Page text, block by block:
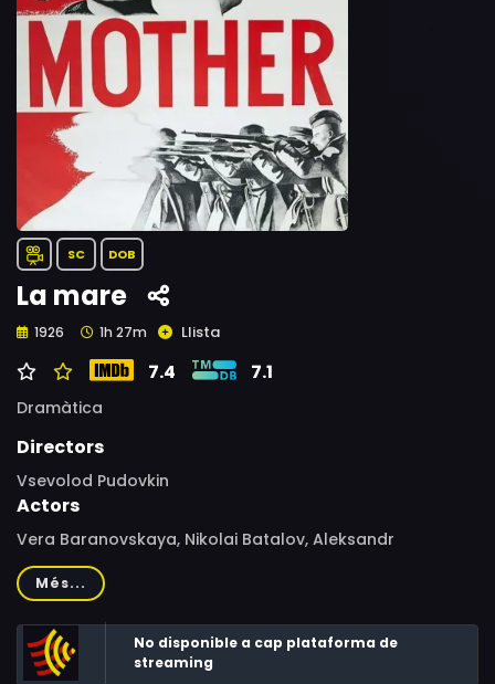
SC DOB
La mare
1926 1h 27m Llista
7.4 7.1
Dramàtica
Directors
Vsevolod Pudovkin
Actors
Vera Baranovskaya, Nikolai Batalov, Aleksandr
Chistyakov, Anna Zemtsova, Ivan Koval-Samborskyi,
Vsevolod Pudovkin, Ivan Bobrov
Més...
No disponible a cap plataforma de
streaming